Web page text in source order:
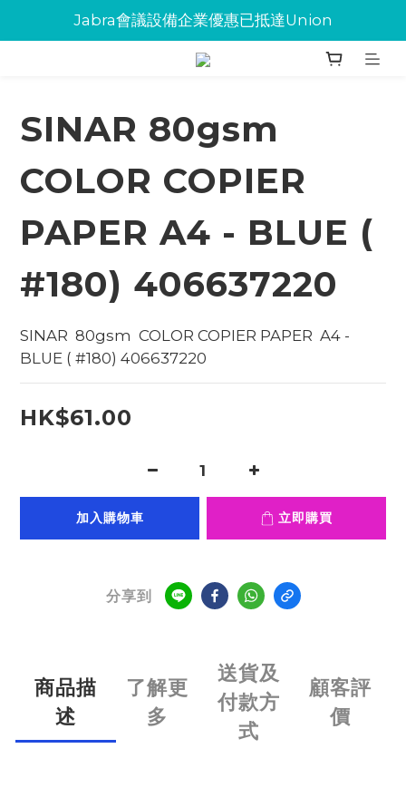
Jabra會議設備企業優惠已抵達Union
Jabra會議設備企業優惠已抵達Union
環保碳粉歡迎大量下單
SINAR 80gsm
COLOR COPIER
PAPER A4 - BLUE (
#180) 406637220
SINAR  80gsm  COLOR COPIER PAPER  A4 -
BLUE ( #180) 406637220
HK$61.00
加入購物車 立即購買
分享到
商品描
述
了解更
多
送貨及
付款方
式
顧客評
價